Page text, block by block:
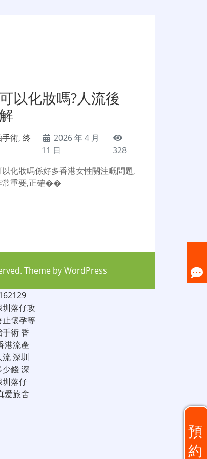
以化妝嗎?人流後
術,終
2026 年 4 月
11 日
328
化妝嗎係好多香港女性關注嘅問題,
常重要,正確��
預
約
Theme byWordPress
圳落仔攻
止懷孕等
手術香
港流產
流深圳
少錢深
圳落仔
爱旅舍